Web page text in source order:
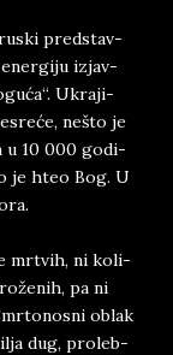
ru­ski pred­stav­
ener­gi­ju iz­jav­
Ukra­ji­
nešto je
u 10 000 go­di­
je hteo Bog. U
mr­tvih, ni ko­li­
pa ni
oblak
dug, pro­leb­